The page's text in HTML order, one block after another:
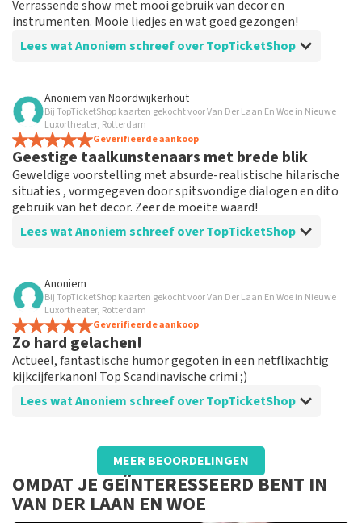
Verrassende show met mooi gebruik van decor en
instrumenten. Mooie liedjes en wat goed gezongen!
Lees wat Anoniem schreef over TopTicketShop
Beoordeling van Anoniem over TopTicketShop
Goede service, goed aanbod
Goed aanbod en de communicatie is top. Je betaalt wel
meer maar je kan zo toch nog naar een show die je
anders gemist had.
Anoniem van Noordwijkerhout
Bij TopTicketShop kaarten gekocht voor Van Der Laan En Woe in Nieuwe
Luxortheater, Rotterdam
Geverifieerde aankoop
Geestige taalkunstenaars met brede blik
Geweldige voorstelling met absurde-realistische hilarische
situaties , vormgegeven door spitsvondige dialogen en dito
gebruik van het decor. Zeer de moeite waard!
Lees wat Anoniem schreef over TopTicketShop
Beoordeling van Anoniem over
Prima geregeld
Werkt goed en was heel handig geregeld door deze site
en ben tevreden
Anoniem
Bij TopTicketShop kaarten gekocht voor Van Der Laan En Woe in Nieuwe
Luxortheater, Rotterdam
Geverifieerde aankoop
Zo hard gelachen!
Actueel, fantastische humor gegoten in een netflixachtig
kijkcijferkanon! Top Scandinavische crimi ;)
Lees wat Anoniem schreef over TopTicketShop
Beoordeling van Anoniem overTopTicketShop
Duidelijk en helder
Makkelijk kaarten bestellen. Kort van te voren mail
met qr code. Geen bijzonderheden
MEER BEOORDELINGEN
OMDAT JE GEÏNTERESSEERD BENT IN
VAN DER LAAN EN WOE